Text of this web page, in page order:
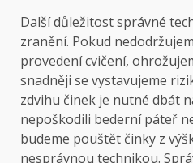
Další důležitost správné
zranění. Pokud
provedení cvičení,
snadněji se vystavujeme
zdvihu činek je nutné dbát
nepoškodili bederní páteř
budeme pouštět činky z
nesprávnou technikou.